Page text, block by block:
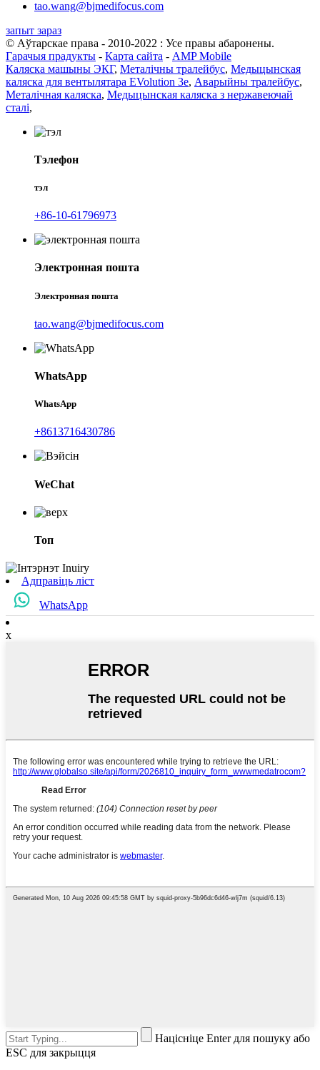
tao.wang@bjmedifocus.com
запыт зараз
© Аўтарскае права - 2010-2022 : Усе правы абаронены.
Гарачыя прадукты - Карта сайта - AMP Mobile
Каляска машыны ЭКГ, Металічны тралейбус, Медыцынская
каляска для вентылятара EVolution 3e, Аварыйны тралейбус,
Металічная каляска, Медыцынская каляска з нержавеючай
сталі,
Тэлефон
тэл
+86-10-61796973
Электронная пошта
Электронная пошта
tao.wang@bjmedifocus.com
WhatsApp
WhatsApp
+8613716430786
WeChat
Топ
Адправіць ліст
WhatsApp
x
Націсніце Enter для пошуку або
ESC для закрыцця